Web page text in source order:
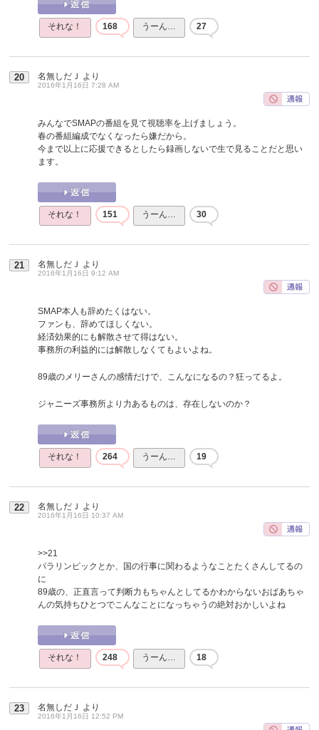
それな！ 168 うーん… 27
20 名無しだＪ より
2016年1月16日 7:28 AM
みんなでSMAPの番組を見て視聴率を上げましょう。
春の番組編成でなくなったら嫌だから。
今まで以上に応援できるとしたら録画しないで生で見ることだと思い
ます。
それな！ 151 うーん… 30
21 名無しだＪ より
2016年1月16日 9:12 AM
SMAP本人も辞めたくはない。
ファンも、辞めてほしくない。
経済効果的にも解散させて得はない。
事務所の利益的には解散しなくてもよいよね。
89歳のメリーさんの感情だけで、こんなになるの？狂ってるよ。
ジャニーズ事務所より力あるものは、存在しないのか？
それな！ 264 うーん… 19
22 名無しだＪ より
2016年1月16日 10:37 AM
>>21
パラリンピックとか、国の行事に関わるようなことたくさんしてるの
に
89歳の、正直言って判断力もちゃんとしてるかわからないおばあちゃ
んの気持ちひとつでこんなことになっちゃうの絶対おかしいよね
それな！ 248 うーん… 18
23 名無しだＪ より
2016年1月16日 12:52 PM